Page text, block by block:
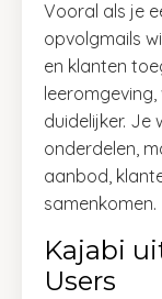
Vooral als je
opvolgmails
en klanten
duidelijker. Je
onderdelen,
aanbod,
samenkomen.
Kajabi
Users